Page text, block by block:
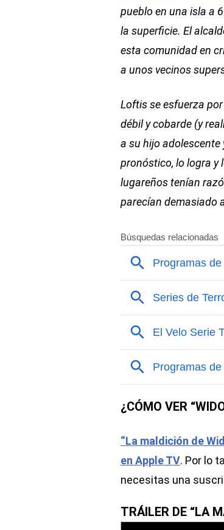
pueblo en una isla a
la superficie. El
esta comunidad en
a unos vecinos
Loftis se esfuerza
débil y cobarde (y
a su hijo
pronóstico, lo logra y
lugareños tenían
parecían demasiado
¿CÓMO VER
“La maldición de
en Apple TV. Por lo
necesitas una
TRÁILER DE “LA